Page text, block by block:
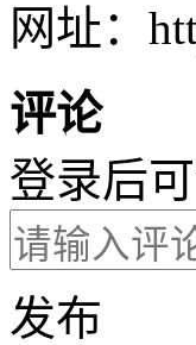
网址：
评论
登录后
发布